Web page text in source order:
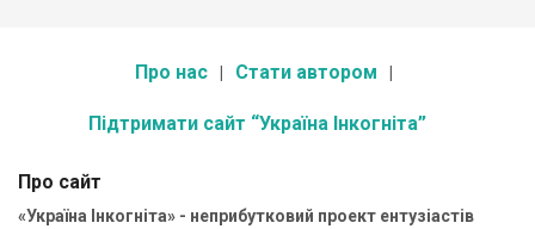
Про нас Стати автором
Підтримати сайт “Україна Інкогніта”
Про сайт
«Україна Інкогніта» - неприбутковий проект ентузіастів